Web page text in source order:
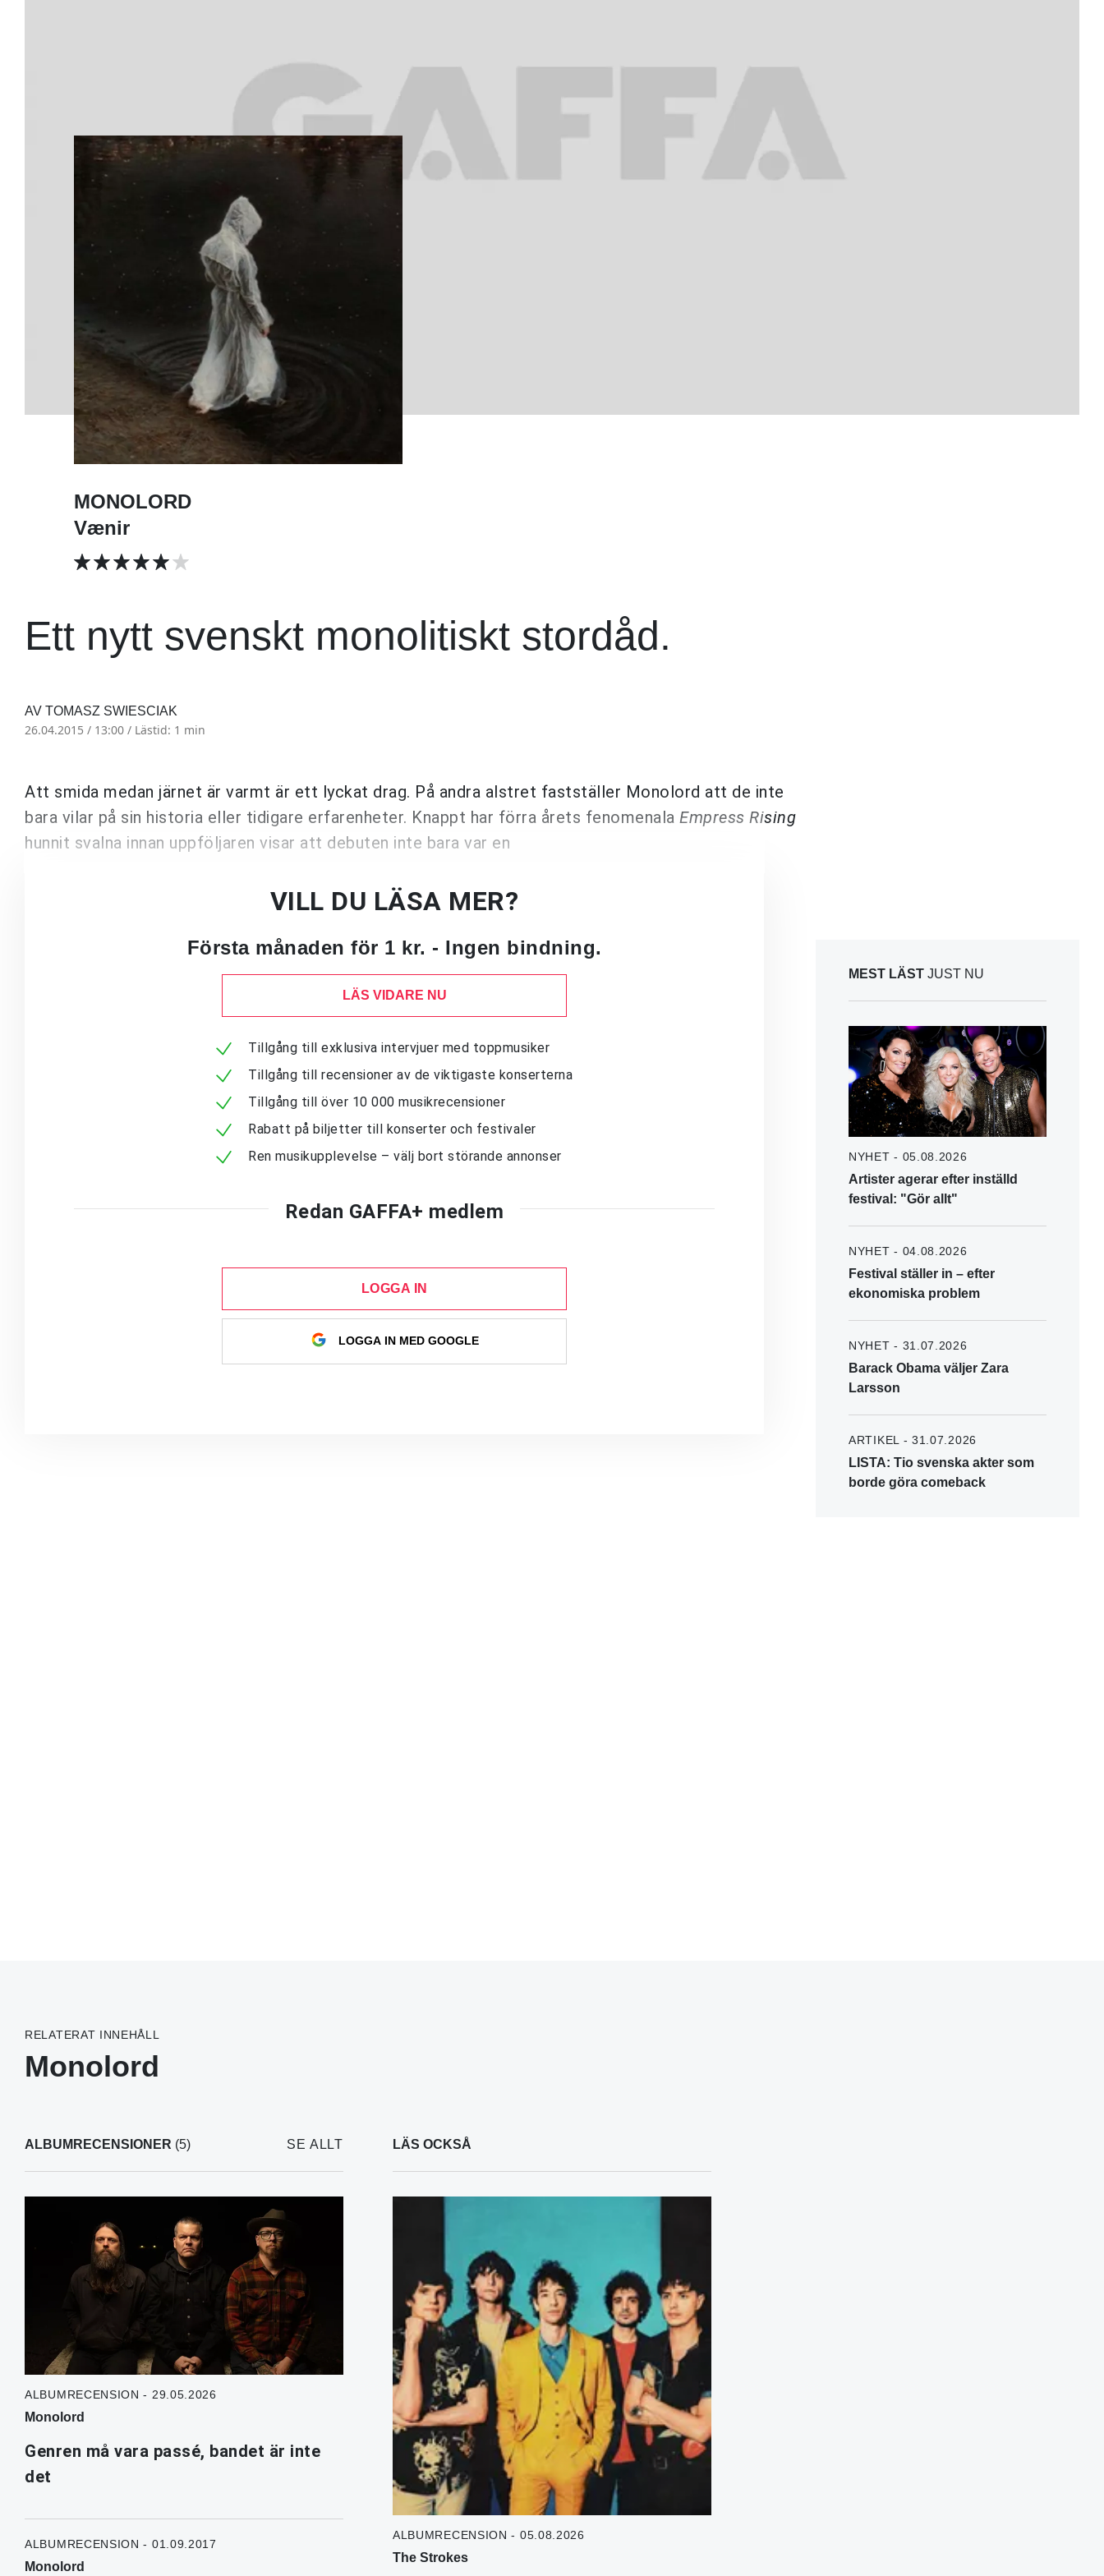
MONOLORD
Vænir
Ett nytt svenskt monolitiskt stordåd.
AV TOMASZ SWIESCIAK
26.04.2015 / 13:00 / Lästid: 1 min
Att smida medan järnet är varmt är ett lyckat drag. På andra alstret fastställer Monolord att de inte
bara vilar på sin historia eller tidigare erfarenheter. Knappt har förra årets fenomenala Empress Rising
hunnit svalna innan uppföljaren visar att debuten inte bara var en
VILL DU LÄSA MER?
Första månaden för 1 kr. - Ingen bindning.
LÄS VIDARE NU
Tillgång till exklusiva intervjuer med toppmusiker
Tillgång till recensioner av de viktigaste konserterna
Tillgång till över 10 000 musikrecensioner
Rabatt på biljetter till konserter och festivaler
Ren musikupplevelse – välj bort störande annonser
Redan GAFFA+ medlem
LOGGA IN
LOGGA IN MED GOOGLE
MEST LÄST JUST NU
NYHET - 05.08.2026
Artister agerar efter inställd
festival: "Gör allt"
NYHET - 04.08.2026
Festival ställer in – efter
ekonomiska problem
NYHET - 31.07.2026
Barack Obama väljer Zara
Larsson
ARTIKEL - 31.07.2026
LISTA: Tio svenska akter som
borde göra comeback
RELATERAT INNEHÅLL
Monolord
ALBUMRECENSIONER (5) SE ALLT
ALBUMRECENSION - 29.05.2026
Monolord
Genren må vara passé, bandet är inte
det
ALBUMRECENSION - 01.09.2017
Monolord
LÄS OCKSÅ
ALBUMRECENSION - 05.08.2026
The Strokes